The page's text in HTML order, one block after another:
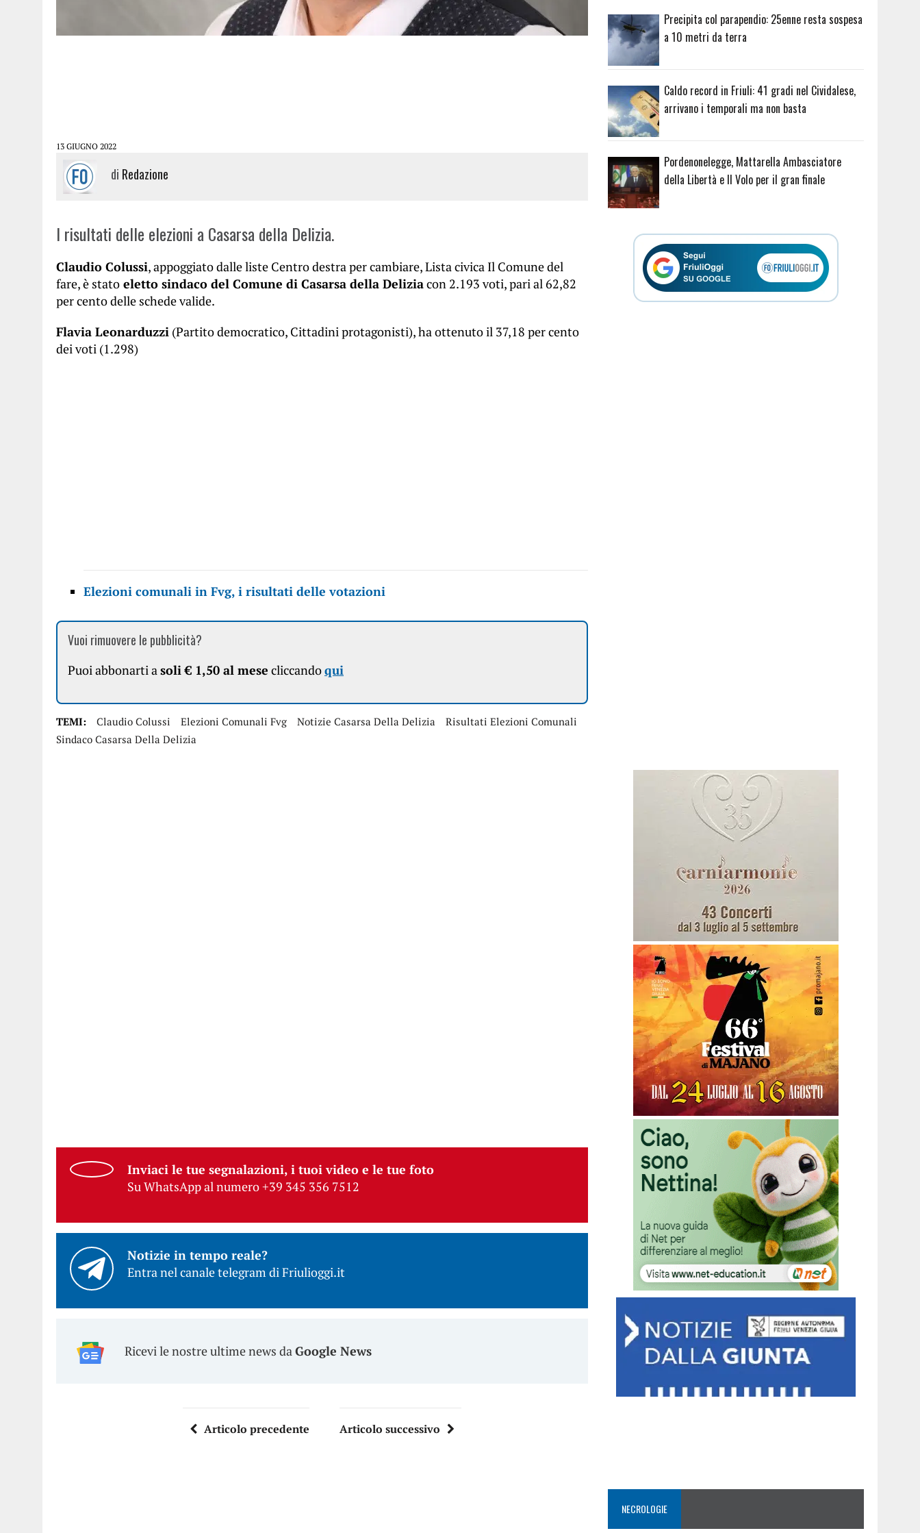
13 GIUGNO 2022
di Redazione
I risultati delle elezioni a Casarsa della Delizia.
Claudio Colussi, appoggiato dalle liste Centro destra per cambiare, Lista civica Il Comune del
fare, è stato eletto sindaco del Comune di Casarsa della Deliziacon 2.193 voti, pari al 62,82
per cento delle schede valide.
Flavia Leonarduzzi (Partito democratico, Cittadini protagonisti), ha ottenuto il 37,18 per cento
dei voti (1.298)
Elezioni comunali in Fvg, i risultati delle votazioni
Vuoi rimuovere le pubblicità?
Puoi abbonarti asoli € 1,50 al mese cliccandoqui
TEMI: Claudio Colussi Elezioni Comunali Fvg Notizie Casarsa Della Delizia
Risultati Elezioni Comunali
Sindaco Casarsa Della Delizia
Inviaci le tue segnalazioni, i tuoi video e le tue foto
Su WhatsApp al numero +39 345 356 7512
Notizie in tempo reale?
Entra nel canale telegram di Friulioggi.it
Ricevi le nostre ultime news daGoogle News
Articolo precedente Articolo successivo
Precipita col parapendio: 25enne resta sospesa
a 10 metri da terra
Caldo record in Friuli: 41 gradi nel Cividalese,
arrivano i temporali ma non basta
Pordenonelegge, Mattarella Ambasciatore
della Libertà e Il Volo per il gran finale
NECROLOGIE